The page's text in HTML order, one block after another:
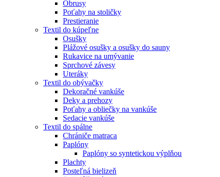
Obrusy
Poťahy na stoličky
Prestieranie
Textil do kúpeľne
Osušky
Plážové osušky a osušky do sauny
Rukavice na umývanie
Sprchové závesy
Uteráky
Textil do obývačky
Dekoračné vankúše
Deky a prehozy
Poťahy a obliečky na vankúše
Sedacie vankúše
Textil do spálne
Chrániče matraca
Paplóny
Paplóny so syntetickou výplňou
Plachty
Posteľná bielizeň